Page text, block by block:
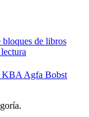
de libros
KBA Agfa Bobst